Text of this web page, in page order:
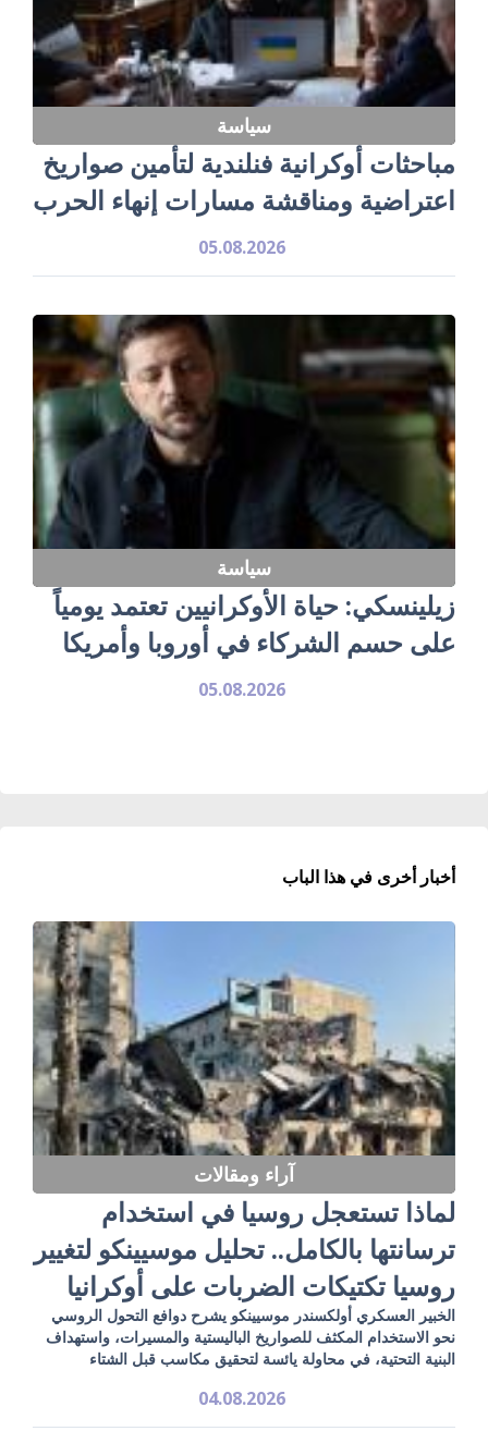
سياسة
مباحثات أوكرانية فنلندية لتأمين صواريخ
اعتراضية ومناقشة مسارات إنهاء الحرب
05.08.2026
سياسة
زيلينسكي: حياة الأوكرانيين تعتمد يومياً
على حسم الشركاء في أوروبا وأمريكا
05.08.2026
أخبار أخرى في هذا الباب
آراء ومقالات
لماذا تستعجل روسيا في استخدام
ترسانتها بالكامل.. تحليل موسيينكو لتغيير
روسيا تكتيكات الضربات على أوكرانيا
الخبير العسكري أولكسندر موسيينكو يشرح دوافع التحول الروسي
نحو الاستخدام المكثف للصواريخ الباليستية والمسيرات، واستهداف
البنية التحتية، في محاولة يائسة لتحقيق مكاسب قبل الشتاء
04.08.2026